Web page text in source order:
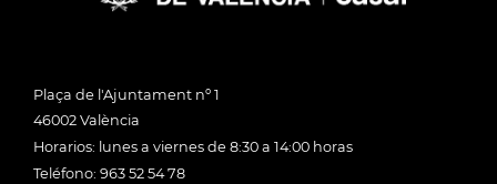
Plaça de l'Ajuntament nº 1
46002 València
Horarios: lunes a viernes de 8:30 a 14:00 horas
Teléfono: 963 52 54 78